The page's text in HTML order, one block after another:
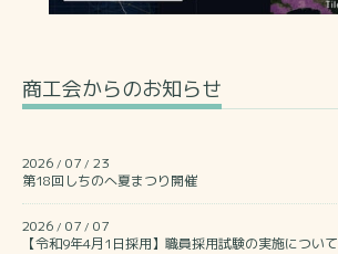
商工会からのお知らせ
2026 / 07 / 23
第18回しちのへ夏まつり開催
2026 / 07 / 07
【令和9年4月1日採用】職員採用試験の実施について